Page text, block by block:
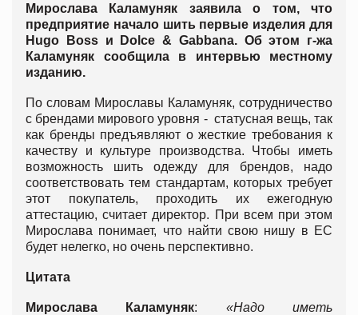
Мирослава Каламуняк заявила о том, что
предприятие начало шить первые изделия для
Hugo Boss и Dolce & Gabbana. Об этом г-жа
Каламуняк сообщила в интервью местному
изданию.
По словам Мирославы Каламуняк, сотрудничество
с брендами мирового уровня - статусная вещь, так
как бренды предъявляют о жесткие требования к
качеству и культуре производства. Чтобы иметь
возможность шить одежду для брендов, надо
соответствовать тем стандартам, которых требует
этот покупатель, проходить их ежегодную
аттестацию, считает директор. При всем при этом
Мирослава понимает, что найти свою нишу в ЕС
будет нелегко, но очень перспективно.
Цитата
Мирослава Каламуняк: «Надо иметь